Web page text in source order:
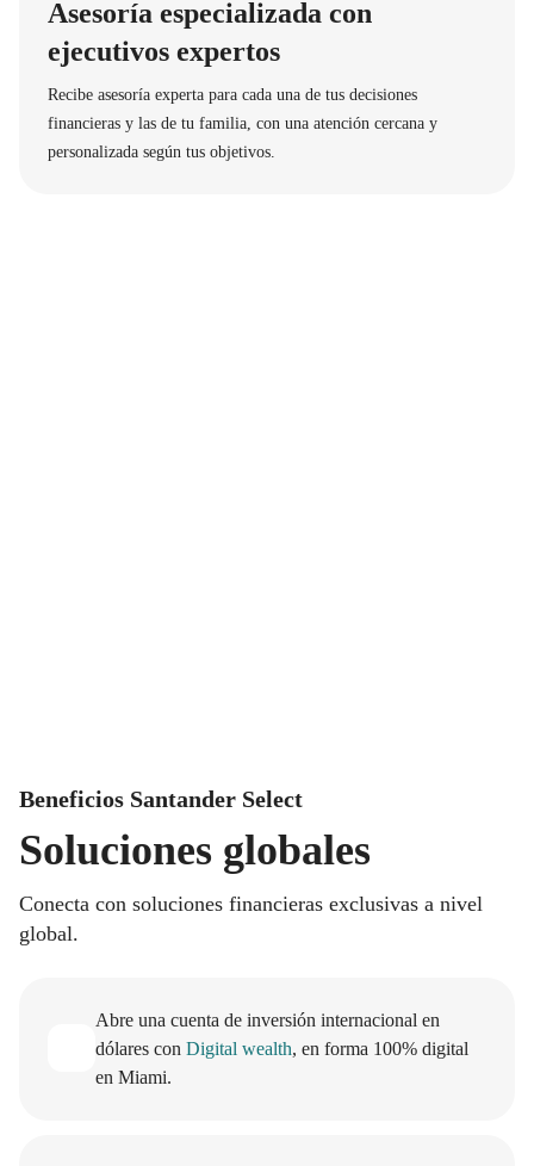
Asesoría especializada con
ejecutivos expertos
Recibe asesoría experta para cada una de tus decisiones
financieras y las de tu familia, con una atención cercana y
personalizada según tus objetivos.
Beneficios Santander Select
Soluciones globales
Conecta con soluciones financieras exclusivas a nivel
global.
Abre una cuenta de inversión internacional en
dólares con Digital wealth, en forma 100% digital
en Miami.